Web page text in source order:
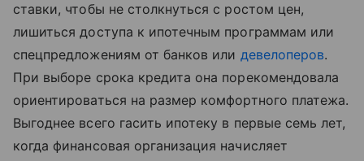
ставки, чтобы не столкнуться с ростом цен,
лишиться доступа к ипотечным программам или
спецпредложениям от банков или девелоперов.
При выборе срока кредита она порекомендовала
ориентироваться на размер комфортного платежа.
Выгоднее всего гасить ипотеку в первые семь лет,
когда финансовая организация начисляет